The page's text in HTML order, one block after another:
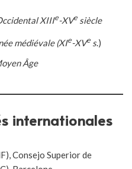
XIIIe-XVe siècle
médiévale (XIe-XVe s.)
Âge
internationales
Consejo Superior de